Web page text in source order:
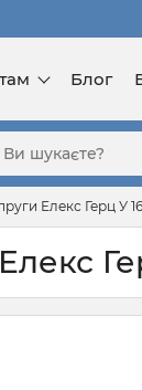
Блог
Елекс Герц У